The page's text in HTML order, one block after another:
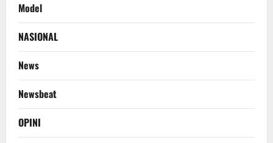
Model
NASIONAL
News
Newsbeat
OPINI